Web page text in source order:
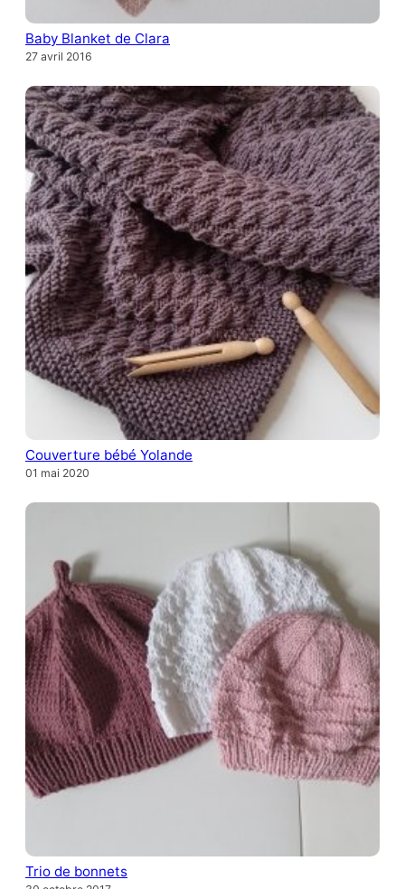
Baby Blanket de Clara
27 avril 2016
Couverture bébé Yolande
01 mai 2020
Trio de bonnets